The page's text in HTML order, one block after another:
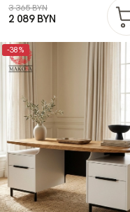
ящиками | Бренд DIPRIZ |
Фабрика мебели
3 365 BYN
2 089 BYN
-38%